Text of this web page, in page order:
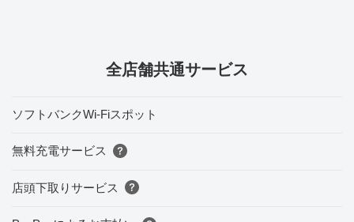
全店舗共通サービス
ソフトバンクWi-Fiスポット
無料充電サービス
店頭下取りサービス